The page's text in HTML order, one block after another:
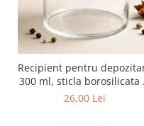
Recipient pentru
300 ml, sticla borosilicata
capac din lemn
26,00 Lei